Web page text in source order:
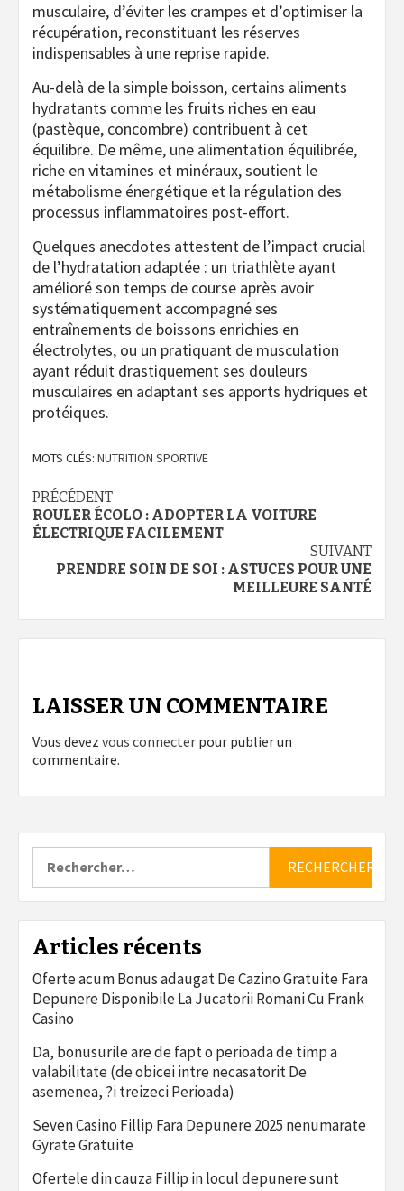
musculaire, d’éviter les crampes et d’optimiser la
récupération, reconstituant les réserves
indispensables à une reprise rapide.
Au-delà de la simple boisson, certains aliments
hydratants comme les fruits riches en eau
(pastèque, concombre) contribuent à cet
équilibre. De même, une alimentation équilibrée,
riche en vitamines et minéraux, soutient le
métabolisme énergétique et la régulation des
processus inflammatoires post-effort.
Quelques anecdotes attestent de l’impact crucial
de l’hydratation adaptée : un triathlète ayant
amélioré son temps de course après avoir
systématiquement accompagné ses
entraînements de boissons enrichies en
électrolytes, ou un pratiquant de musculation
ayant réduit drastiquement ses douleurs
musculaires en adaptant ses apports hydriques et
protéiques.
MOTS CLÉS: NUTRITION SPORTIVE
Navigation
d’article
PRÉCÉDENT
ROULER ÉCOLO : ADOPTER LA VOITURE
ÉLECTRIQUE FACILEMENT
SUIVANT
PRENDRE SOIN DE SOI : ASTUCES POUR UNE
MEILLEURE SANTÉ
LAISSER UN COMMENTAIRE
Vous devez vous connecter pour publier un
commentaire.
Articles récents
Oferte acum Bonus adaugat De Cazino Gratuite Fara
Depunere Disponibile La Jucatorii Romani Cu Frank
Casino
Da, bonusurile are de fapt o perioada de timp a
valabilitate (de obicei intre necasatorit De
asemenea, ?i treizeci Perioada)
Seven Casino Fillip Fara Depunere 2025 nenumarate
Gyrate Gratuite
Ofertele din cauza Fillip in locul depunere sunt